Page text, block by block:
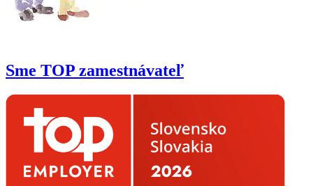
Sme TOP zamestnávateľ